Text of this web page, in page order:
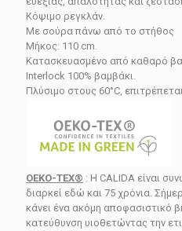
117.00€.
Κόψιμο ρεγκλάν.
Με σούρα πάνω από το στήθος
Μήκος: 110 cm.
Κατασκευασμένο από καθαρό
Interlock 100% βαμβάκι.
Πλύσιμο στους 60°C,
OEKO-TEX® : Η CALIDA είναι
διαρκεί εδώ και 75 χρόνια.
κάνει ένα ακόμη αποφασιστικό
κατεύθυνση υιοθετώντας την